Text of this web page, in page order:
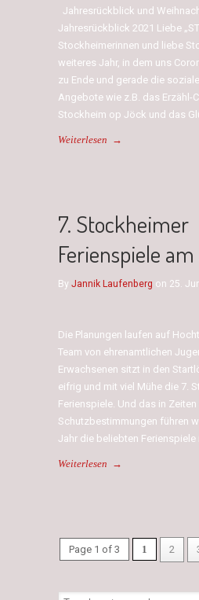
Jahresrückblick und
Jahresrückblick 2021 Liebe
Stockheimerinnen und liebe
weiteres Jahr, in dem uns
zu Ende und gerade die
Angebote wie z.B. das Erzähl-
Stockheim op Jöck und das
Weiterlesen →
7. Stockheimer
Ferienspiele
By Jannik Laufenberg on 25.
Die Planungen laufen auf
Team von ehrenamtlichen
Erwachsenen sitzt in den
eifrig und mit viel Mühe die 7.
Ferienspiele. Und das in
Schutzbestimmungen führen
Jahr die beliebten Ferienspiele
Weiterlesen →
Page 1 of 3 1 2